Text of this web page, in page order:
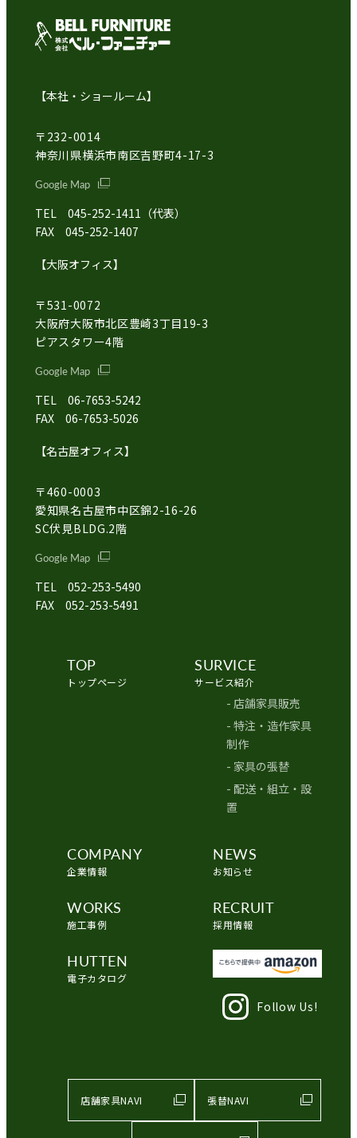
【本社・ショールーム】
〒232-0014
神奈川県横浜市南区吉野町4-17-3
Google Map
TEL 045-252-1411（代表）
FAX 045-252-1407
【大阪オフィス】
〒531-0072
大阪府大阪市北区豊崎3丁目19-3
ピアスタワー4階
Google Map
TEL 06-7653-5242
FAX 06-7653-5026
【名古屋オフィス】
〒460-0003
愛知県名古屋市中区錦2-16-26
SC伏見BLDG.2階
Google Map
TEL 052-253-5490
FAX 052-253-5491
TOP
トップページ
SURVICE
サービス紹介
- 店舗家具販売
- 特注・造作家具
制作
- 家具の張替
- 配送・組立・設
置
COMPANY
企業情報
WORKS
施工事例
HUTTEN
電子カタログ
NEWS
お知らせ
RECRUIT
採用情報
Follow Us!
店舗家具NAVI 張替NAVI